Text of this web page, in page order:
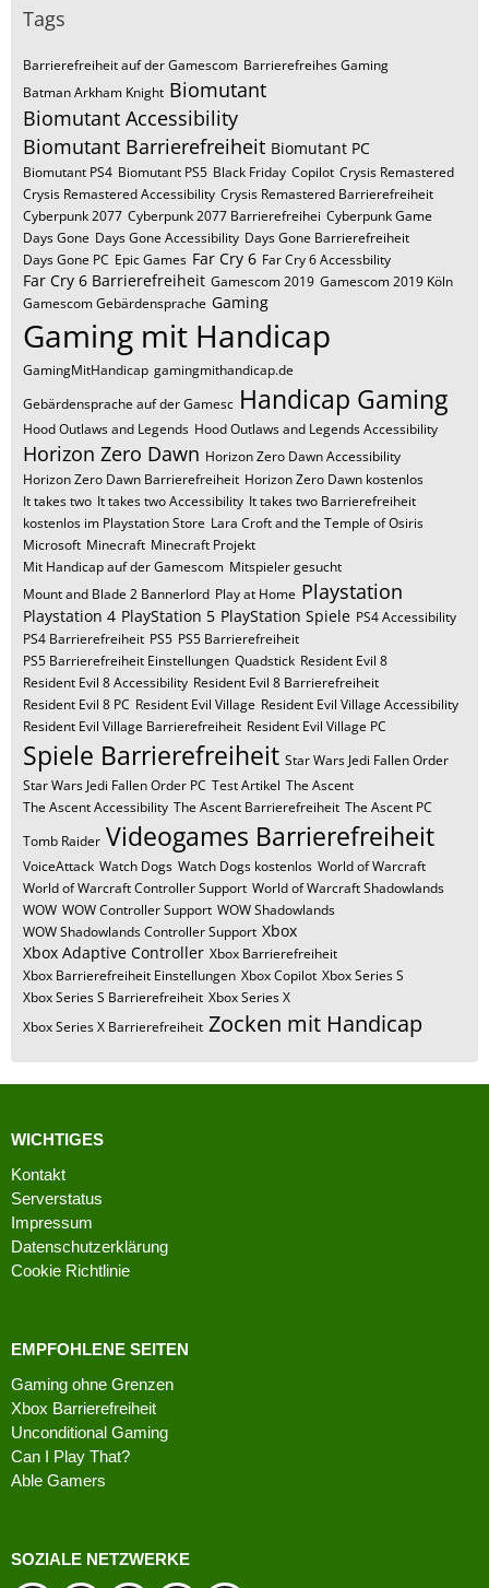
Tags
Barrierefreiheit auf der Gamescom Barrierefreihes Gaming
Batman Arkham Knight Biomutant
Biomutant Accessibility
Biomutant Barrierefreiheit Biomutant PC
Biomutant PS4 Biomutant PS5 Black Friday Copilot Crysis Remastered
Crysis Remastered Accessibility Crysis Remastered Barrierefreiheit
Cyberpunk 2077 Cyberpunk 2077 Barrierefreihei Cyberpunk Game
Days Gone Days Gone Accessibility Days Gone Barrierefreiheit
Days Gone PC Epic Games Far Cry 6 Far Cry 6 Accessbility
Far Cry 6 Barrierefreiheit Gamescom 2019 Gamescom 2019 Köln
Gamescom Gebärdensprache Gaming
Gaming mit Handicap
GamingMitHandicap gamingmithandicap.de
Gebärdensprache auf der Gamesc Handicap Gaming
Hood Outlaws and Legends Hood Outlaws and Legends Accessibility
Horizon Zero Dawn Horizon Zero Dawn Accessibility
Horizon Zero Dawn Barrierefreiheit Horizon Zero Dawn kostenlos
It takes two It takes two Accessibility It takes two Barrierefreiheit
kostenlos im Playstation Store Lara Croft and the Temple of Osiris
Microsoft Minecraft Minecraft Projekt
Mit Handicap auf der Gamescom Mitspieler gesucht
Mount and Blade 2 Bannerlord Play at Home Playstation
Playstation 4 PlayStation 5 PlayStation Spiele PS4 Accessibility
PS4 Barrierefreiheit PS5 PS5 Barrierefreiheit
PS5 Barrierefreiheit Einstellungen Quadstick Resident Evil 8
Resident Evil 8 Accessibility Resident Evil 8 Barrierefreiheit
Resident Evil 8 PC Resident Evil Village Resident Evil Village Accessibility
Resident Evil Village Barrierefreiheit Resident Evil Village PC
Spiele Barrierefreiheit Star Wars Jedi Fallen Order
Star Wars Jedi Fallen Order PC Test Artikel The Ascent
The Ascent Accessibility The Ascent Barrierefreiheit The Ascent PC
Tomb Raider Videogames Barrierefreiheit
VoiceAttack Watch Dogs Watch Dogs kostenlos World of Warcraft
World of Warcraft Controller Support World of Warcraft Shadowlands
WOW WOW Controller Support WOW Shadowlands
WOW Shadowlands Controller Support Xbox
Xbox Adaptive Controller Xbox Barrierefreiheit
Xbox Barrierefreiheit Einstellungen Xbox Copilot Xbox Series S
Xbox Series S Barrierefreiheit Xbox Series X
Xbox Series X Barrierefreiheit Zocken mit Handicap
WICHTIGES
Kontakt
Serverstatus
Impressum
Datenschutzerklärung
Cookie Richtlinie
EMPFOHLENE SEITEN
Gaming ohne Grenzen
Xbox Barrierefreiheit
Unconditional Gaming
Can I Play That?
Able Gamers
SOZIALE NETZWERKE